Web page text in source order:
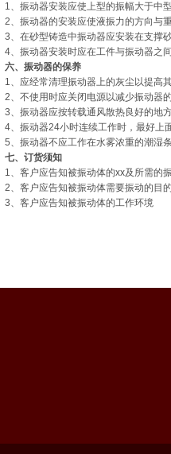
1、振动器安装应使上型的振幅大于中
2、振动器的安装应使液振力的方向与重
3、在砂型铸造中振动器应安装在支撑
4、振动器安装时应在工件与振动器之间
六、振动器的保养
1、应经常清理振动器上的灰尘以提高
2、不使用时应关闭电源以减少振动器
3、振动器应按转载通风散热良好的地
4、振动器24小时连续工作时，最好上
5、振动器不应工作在水雾浓重的潮湿
七、订货须知
1、客户应告知被振动体的xx及所需的
2、客户应告知被振动体需要振动的目的
3、客户应告知被振动体的工作环境